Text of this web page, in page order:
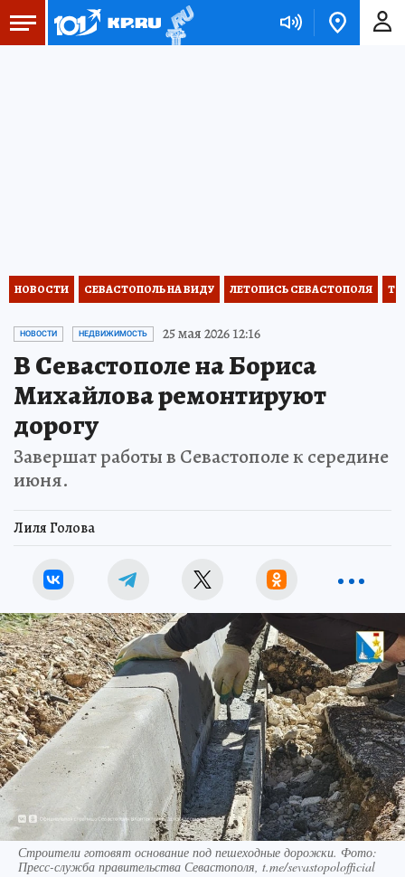
НОВОСТИ СЕВАСТОПОЛЬ НА ВИДУ ЛЕТОПИСЬ СЕВАСТОПОЛЯ
НОВОСТИ НЕДВИЖИМОСТЬ 25 мая 2026 12:16
В Севастополе на Бориса
Михайлова ремонтируют
дорогу
Завершат работы в Севастополе к середине
июня.
Лиля Голова
Строители готовят основание под пешеходные дорожки. Фото:
Пресс-служба правительства Севастополя, t.me/sevastopolofficial